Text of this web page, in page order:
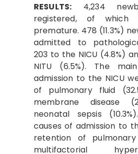
RESULTS: 4,234
registered, of which
premature. 478 (11.3%)
admitted to
203 to the NICU (4.8%)
NITU (6.5%). The
admission to the NICU
of pulmonary fluid
membrane disease
neonatal sepsis
causes of admission to
retention of pulmonary
multifactorial